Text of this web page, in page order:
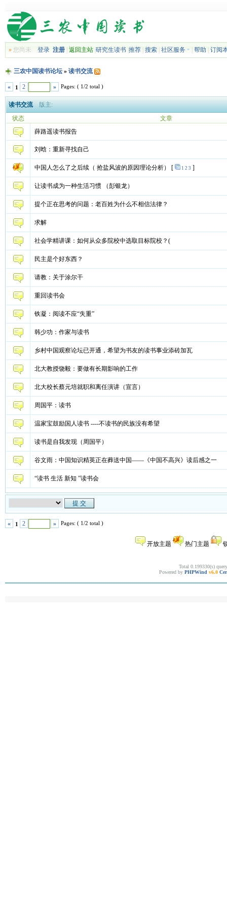
»您尚未 登录 注册| 返回主站| 研究生读书| 推荐| 搜索| 社区服务 帮助 订阅
三农中国读书论坛» 读书交流
« 1 2 » Pages: ( 1/2 total )
读书交流版主:
状态
文章
薛路遥读书报告
刘晗：重新寻找自己
中国人怎么了之后续（ 抢盐风波的原因理论分析） [ 1 2 3 ]
让读书成为一种生活习惯 （彭银龙）
提个正在思考的问题：老百姓为什么不相信法律？
求解
社会学精讲课：如何从众多院校中选取目标院校？(
民主是个好东西？
请教：关于涂尔干
重回读书会
铁凝：阅读不应“失重”
韩少功：作家与读书
乡村中国观察论坛已开通，希望为书友的读书事业添砖加瓦
北大教授饶毅：要做有长期影响的工作
北大校长蔡元培就职和离任演讲（宣言）
周国平：读书
温家宝鼓励国人读书 ----不读书的民族没有希望
读书是自我发现（周国平）
谷文雨：中国知识精英正在葬送中国——《中国不高兴》读后感之一
“读书 生活 新知 ”读书会
« 1 2 » Pages: ( 1/2 total )
开放主题 热门主题
Total 0.199330(s)
Powered by PHPWind v6.0